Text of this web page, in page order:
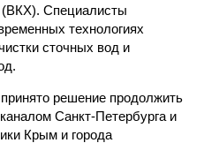
(ВКХ). Специалисты
технологиях
сточных вод и
решение продолжить
Санкт-Петербурга и
Крым и города